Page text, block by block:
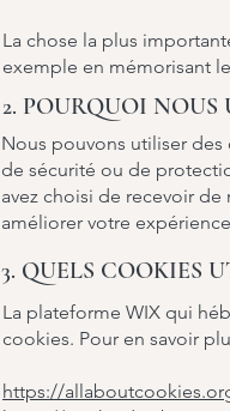
La chose la plus
exemple en mémorisant
2. POURQUOI NOUS
Nous pouvons utiliser
de sécurité ou de
avez choisi de recevoir
améliorer votre
3. QUELS COOKIES
La plateforme WIX qui
cookies. Pour en savoir
https://